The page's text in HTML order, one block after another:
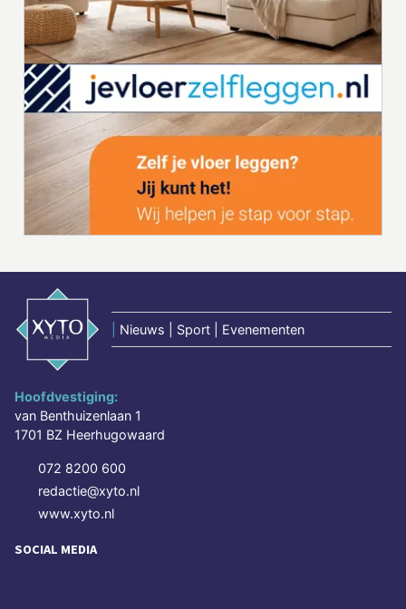
Nieuws | Sport | Evenementen
Hoofdvestiging:
van Benthuizenlaan 1
1701 BZ Heerhugowaard
072 8200 600
redactie@xyto.nl
www.xyto.nl
SOCIAL MEDIA